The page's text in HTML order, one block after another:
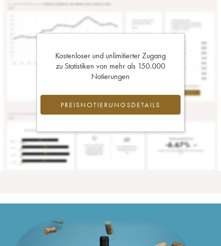
Kostenloser und unlimitierter Zugang
zu Statistiken von mehr als 150.000
Notierungen
PREISNOTIERUNGSDETAILS